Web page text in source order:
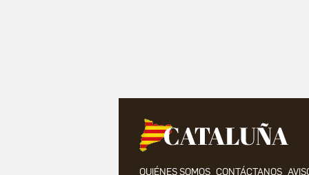
QUIÉNES SOMOS CONTÁCTANOS